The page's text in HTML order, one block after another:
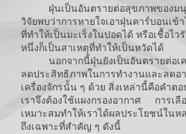
ฝุ่นเป็นอันตรายต่อสุขภาพของมนุ
วิจัยพบว่าการหายใจเอาฝุ่นคาร์บอนเข้
ที่ทำให้เป็นมะเร็งในปอดได้ หรือเชื้อไ
หนึ่งก็เป็นสาเหตุที่ทำให้เป็นหวัดได้
นอกจากนี้ฝุ่นยังเป็นอันตรายต่อเค
ลดประสิทธิภาพในการทำงานและลดอ
เครื่องจักรนั้น ๆ ด้วย สิ่งเหล่านี้คือคำต
เราจึงต้องใช้แผงกรองอากาศ การเลื
เหมาะสมทำให้เราได้ผลประโยชน์ใน
ถึงเฉพาะที่สำคัญ ๆ ดังนี้